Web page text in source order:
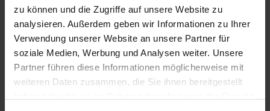
zu können und die Zugriffe auf unsere Website zu
analysieren. Außerdem geben wir Informationen zu Ihrer
Verwendung unserer Website an unsere Partner für
soziale Medien, Werbung und Analysen weiter. Unsere
Partner führen diese Informationen möglicherweise mit
weiteren Daten zusammen, die Sie ihnen bereitgestellt